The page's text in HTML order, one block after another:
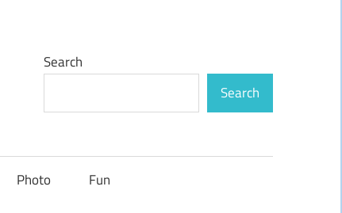
Search
Search
Photo Fun